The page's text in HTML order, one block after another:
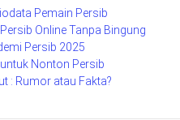
Pemain Persib
Online Tanpa Bingung
Persib 2025
Nonton Persib
: Rumor atau Fakta?